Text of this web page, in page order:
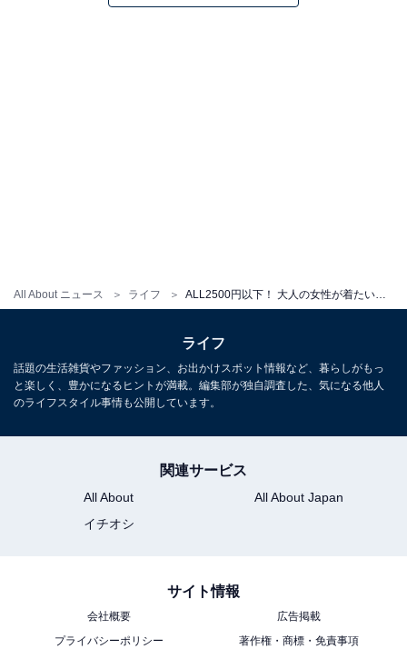
All About ニュース ライフ
GU プリーツニットワンピース 2490円（税抜）
女性らしいフィット感が大人っぽく、人気のニットワン
ライフ
話題の生活雑貨やファッション、お出かけスポット情報など、暮らしがもっ
と楽しく、豊かになるヒントが満載。編集部が独自調査した、気になる他人
のライフスタイル事情も公開しています。
関連サービス
All About
All About Japan
イチオシ
サイト情報
会社概要
広告掲載
プライバシーポリシー
著作権・商標・免責事項